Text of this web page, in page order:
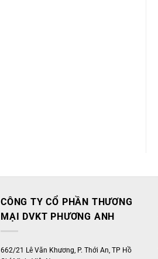
CÔNG TY CỔ PHẦN THƯƠNG
MẠI DVKT PHƯƠNG ANH
662/21 Lê Văn Khương, P. Thới An, TP Hồ